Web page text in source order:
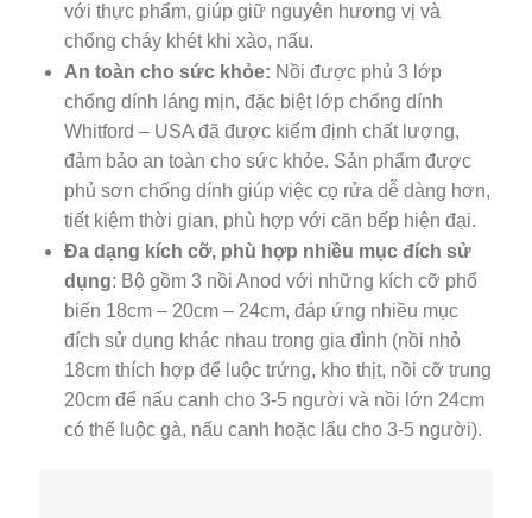
với thực phẩm, giúp giữ nguyên hương vị và
chống cháy khét khi xào, nấu.
An toàn cho sức khỏe: Nồi được phủ 3 lớp
chống dính láng mịn, đặc biệt lớp chống dính
Whitford – USA đã được kiểm định chất lượng,
đảm bảo an toàn cho sức khỏe. Sản phẩm được
phủ sơn chống dính giúp việc cọ rửa dễ dàng hơn,
tiết kiệm thời gian, phù hợp với căn bếp hiện đại.
Đa dạng kích cỡ, phù hợp nhiều mục đích sử
dụng: Bộ gồm 3 nồi Anod với những kích cỡ phổ
biến 18cm – 20cm – 24cm, đáp ứng nhiều mục
đích sử dụng khác nhau trong gia đình (nồi nhỏ
18cm thích hợp để luộc trứng, kho thịt, nồi cỡ trung
20cm để nấu canh cho 3-5 người và nồi lớn 24cm
có thể luộc gà, nấu canh hoặc lẩu cho 3-5 người).